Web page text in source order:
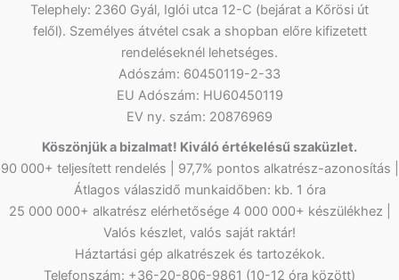
Telephely: 2360 Gyál, Iglói utca 12-C (bejárat a Kőrösi út
felől). Személyes átvétel csak a shopban előre kifizetett
rendeléseknél lehetséges.
Adószám: 60450119-2-33
EU Adószám: HU60450119
EV ny. szám: 20876969
Köszönjük a bizalmat! Kiváló értékelésű szaküzlet.
90 000+ teljesített rendelés | 97,7% pontos alkatrész-azonosítás |
Átlagos válaszidő munkaidőben: kb. 1 óra
25 000 000+ alkatrész elérhetősége 4 000 000+ készülékhez |
Valós készlet, valós saját raktár!
Háztartási gép alkatrészek és tartozékok.
Telefonszám: +36-20-806-9861 (10-12 óra között)